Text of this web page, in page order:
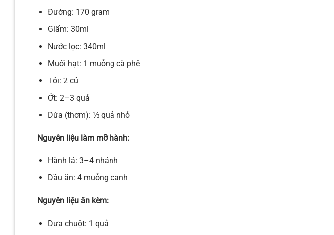
Đường: 170 gram
Giấm: 30ml
Nước lọc: 340ml
Muối hạt: 1 muỗng cà phê
Tỏi: 2 củ
Ớt: 2–3 quả
Dứa (thơm): ⅓ quả nhỏ
Nguyên liệu làm mỡ hành:
Hành lá: 3–4 nhánh
Dầu ăn: 4 muỗng canh
Nguyên liệu ăn kèm:
Dưa chuột: 1 quả